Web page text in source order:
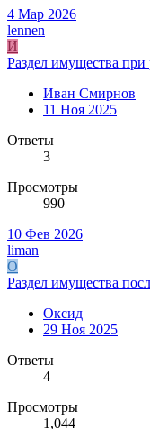
4 Мар 2026
lennen
И
Раздел имущества при
Иван Смирнов
11 Ноя 2025
Ответы
3
Просмотры
990
10 Фев 2026
liman
О
Раздел имущества
Оксид
29 Ноя 2025
Ответы
4
Просмотры
1,044